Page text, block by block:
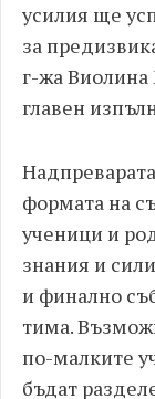
усилия ще
за
г-жа
главен
формата на
ученици и
знания и
и финално
тима.
по-малките
бъдат